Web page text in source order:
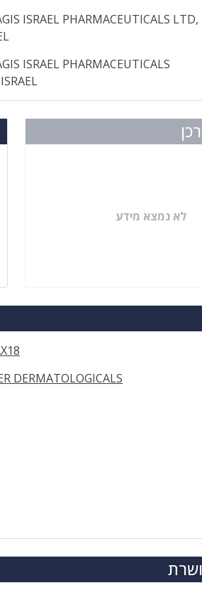
ISRAEL PHARMACEUTICALS LTD,
ISRAEL PHARMACEUTICALS
לא נמצא מידע
DERMATOLOGICALS